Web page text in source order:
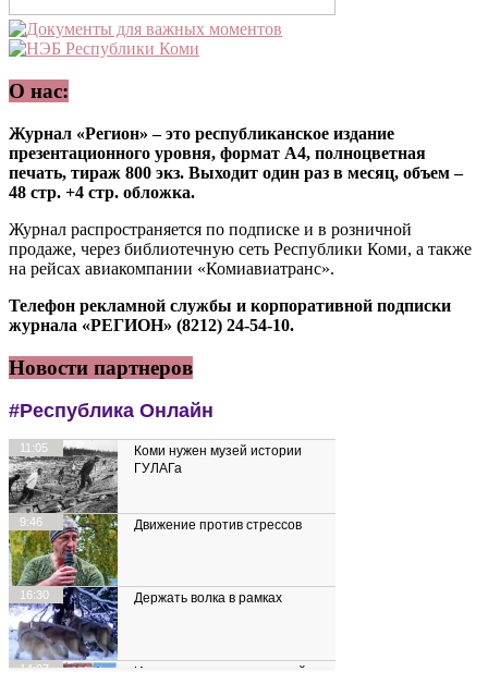
О нас:
Журнал «Регион» – это республиканское издание
презентационного уровня, формат А4, полноцветная
печать, тираж 800 экз. Выходит один раз в месяц, объем –
48 стр. +4 стр. обложка.
Журнал распространяется по подписке и в розничной
продаже, через библиотечную сеть Республики Коми, а также
на рейсах авиакомпании «Комиавиатранс».
Телефон рекламной службы и корпоративной подписки
журнала «РЕГИОН» (8212) 24-54-10.
Новости партнеров